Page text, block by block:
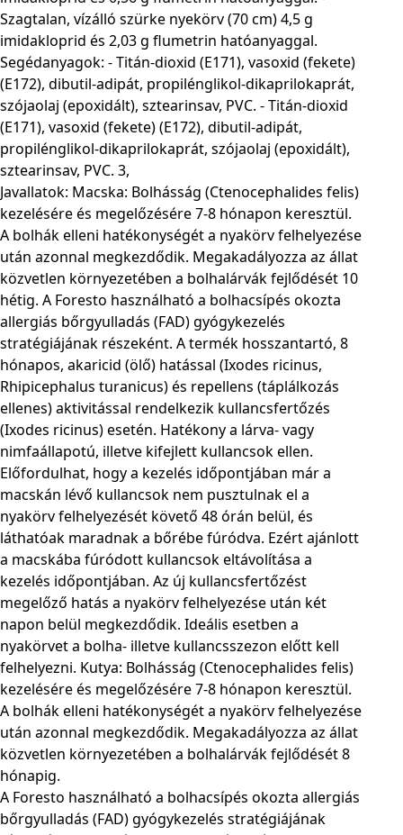
Szagtalan, vízálló szürke nyekörv (70 cm) 4,5 g
imidakloprid és 2,03 g flumetrin hatóanyaggal.
Segédanyagok: - Titán-dioxid (E171), vasoxid (fekete)
(E172), dibutil-adipát, propilénglikol-dikaprilokaprát,
szójaolaj (epoxidált), sztearinsav, PVC. - Titán-dioxid
(E171), vasoxid (fekete) (E172), dibutil-adipát,
propilénglikol-dikaprilokaprát, szójaolaj (epoxidált),
sztearinsav, PVC. 3,
Javallatok: Macska: Bolhásság (Ctenocephalides felis)
kezelésére és megelőzésére 7-8 hónapon keresztül.
A bolhák elleni hatékonységét a nyakörv felhelyezése
után azonnal megkezdődik. Megakadályozza az állat
közvetlen környezetében a bolhalárvák fejlődését 10
hétig. A Foresto használható a bolhacsípés okozta
allergiás bőrgyulladás (FAD) gyógykezelés
stratégiájának részeként. A termék hosszantartó, 8
hónapos, akaricid (ölő) hatással (Ixodes ricinus,
Rhipicephalus turanicus) és repellens (táplálkozás
ellenes) aktivitással rendelkezik kullancsfertőzés
(Ixodes ricinus) esetén. Hatékony a lárva- vagy
nimfaállapotú, illetve kifejlett kullancsok ellen.
Előfordulhat, hogy a kezelés időpontjában már a
macskán lévő kullancsok nem pusztulnak el a
nyakörv felhelyezését követő 48 órán belül, és
láthatóak maradnak a bőrébe fúródva. Ezért ajánlott
a macskába fúródott kullancsok eltávolítása a
kezelés időpontjában. Az új kullancsfertőzést
megelőző hatás a nyakörv felhelyezése után két
napon belül megkezdődik. Ideális esetben a
nyakörvet a bolha- illetve kullancsszezon előtt kell
felhelyezni. Kutya: Bolhásság (Ctenocephalides felis)
kezelésére és megelőzésére 7-8 hónapon keresztül.
A bolhák elleni hatékonységét a nyakörv felhelyezése
után azonnal megkezdődik. Megakadályozza az állat
közvetlen környezetében a bolhalárvák fejlődését 8
hónapig.
A Foresto használható a bolhacsípés okozta allergiás
bőrgyulladás (FAD) gyógykezelés stratégiájának